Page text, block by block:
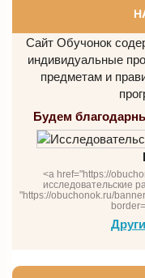
Сайт Обучонок
индивидуальные
предметам и
Будем
<a href="https://
исследовательские
"https://obuchonok.ru/